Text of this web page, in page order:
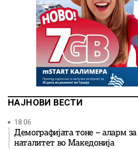
НАЈНОВИ ВЕСТИ
18:06
Демографијата тоне – аларм
наталитет во Македонија